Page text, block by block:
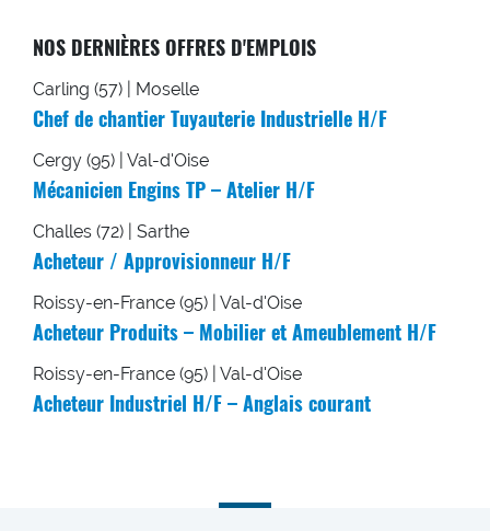
NOS DERNIÈRES OFFRES D'EMPLOIS
Carling (57) | Moselle
Chef de chantier Tuyauterie Industrielle H/F
Cergy (95) | Val-d'Oise
Mécanicien Engins TP – Atelier H/F
Challes (72) | Sarthe
Acheteur / Approvisionneur H/F
Roissy-en-France (95) | Val-d'Oise
Acheteur Produits – Mobilier et Ameublement H/F
Roissy-en-France (95) | Val-d'Oise
Acheteur Industriel H/F – Anglais courant